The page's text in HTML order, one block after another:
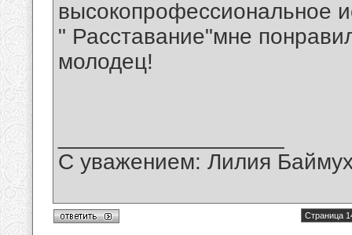
высокопрофессиональное
" Расставание"мне
молодец!
С уважением: Лилия
Страница